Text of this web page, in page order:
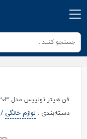
فن هیتر تولیپس مدل EH-203
دسته‌بندی : لوازم خانگی /